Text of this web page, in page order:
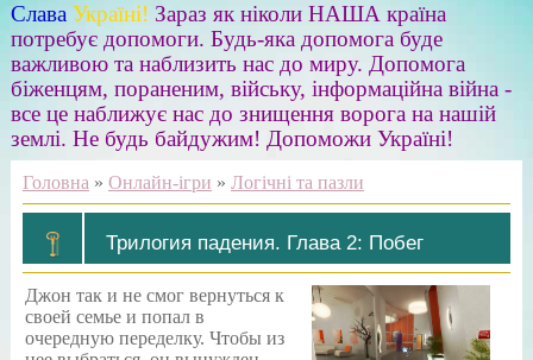
Слава Україні! Зараз як ніколи НАША країна
потребує допомоги. Будь-яка допомога буде
важливою та наблизить нас до миру. Допомога
біженцям, пораненим, війську, інформаційна війна -
все це наближує нас до знищення ворога на нашій
землі. Не будь байдужим! Допоможи Україні!
Головна » Онлайн-ігри » Логічні та пазли
Трилогия падения. Глава 2: Побег
Джон так и не смог вернуться к
своей семье и попал в
очередную переделку. Чтобы из